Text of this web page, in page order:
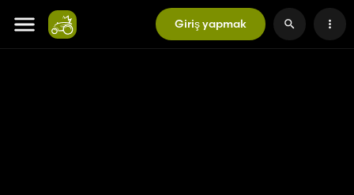
Giriş yapmak